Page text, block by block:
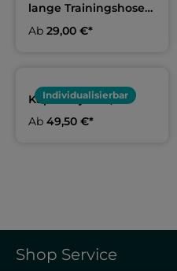
lange Trainingshose
Kids | SV Delphin
Ab 29,00 €*
Individualisierbar
Kapuzenjacke,
SV Delphin
Ab 49,50 €*
Shop Service